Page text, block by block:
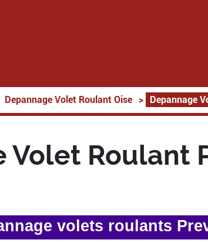
Depannage Volet Roulant Oise > Depannage
Volet Roulant
volets roulants